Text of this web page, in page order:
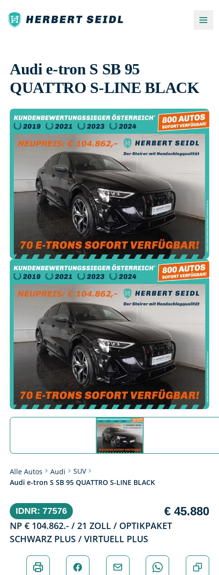
Audi e-tron S SB 95
QUATTRO S-LINE BLACK
Alle Autos Audi
SUV
Audi e-tron S SB 95 QUATTRO S-LINE BLACK
IDNR: 77576 € 45.880
NP € 104.862.- / 21 ZOLL / OPTIKPAKET
SCHWARZ PLUS / VIRTUELL PLUS